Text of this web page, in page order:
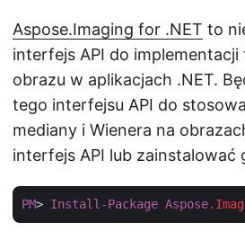
Aspose.Imaging for .NET to
interfejs API do
obrazu w aplikacjach .NET.
tego interfejsu API do
mediany i Wienera na
interfejs API lub zainstalować
PM> Install-Package Aspose